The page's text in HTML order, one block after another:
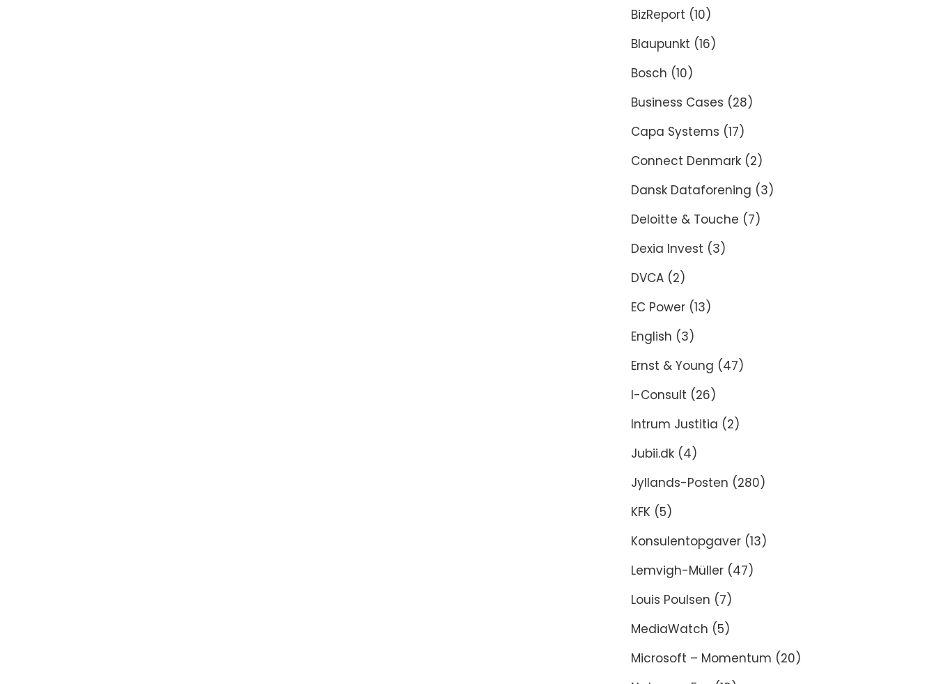
BizReport (10)
Blaupunkt (16)
Bosch (10)
Business Cases (28)
Capa Systems (17)
Connect Denmark (2)
Dansk Dataforening (3)
Deloitte & Touche (7)
Dexia Invest (3)
DVCA (2)
EC Power (13)
English (3)
Ernst & Young (47)
I-Consult (26)
Intrum Justitia (2)
Jubii.dk (4)
Jyllands-Posten (280)
KFK (5)
Konsulentopgaver (13)
Lemvigh-Müller (47)
Louis Poulsen (7)
MediaWatch (5)
Microsoft – Momentum (20)